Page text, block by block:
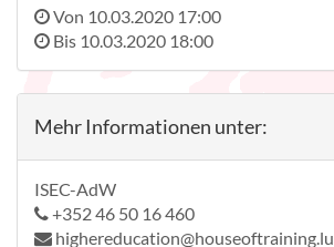
Von 10.03.2020 17:00
Bis 10.03.2020 18:00
Mehr Informationen unter:
ISEC-AdW
+352 46 50 16 460
highereducation@houseoftraining.lu